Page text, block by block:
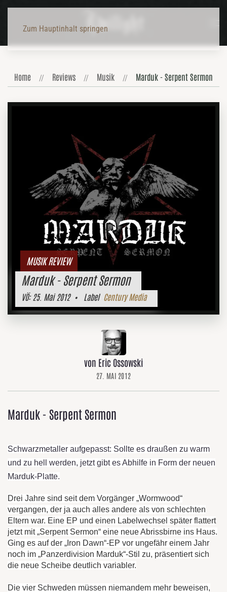
Zum Hauptinhalt springen
Home Reviews Musik Marduk - Serpent Sermon
MUSIK REVIEW
Marduk - Serpent Sermon
VÖ:25. Mai 2012• Label Century Media
von Eric Ossowski
27. MAI 2012
Marduk - Serpent Sermon
Schwarzmetaller aufgepasst: Sollte es draußen zu warm
und zu hell werden, jetzt gibt es Abhilfe in Form der neuen
Marduk-Platte.
Drei Jahre sind seit dem Vorgänger „Wormwood“
vergangen, der ja auch alles andere als von schlechten
Eltern war. Eine EP und einen Labelwechsel später flattert
jetzt mit „Serpent Sermon“ eine neue Abrissbirne ins Haus.
Ging es auf der „Iron Dawn“-EP vor ungefähr einem Jahr
noch im „Panzerdivision Marduk“-Stil zu, präsentiert sich
die neue Scheibe deutlich variabler.
Die vier Schweden müssen niemandem mehr beweisen,